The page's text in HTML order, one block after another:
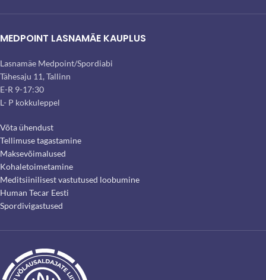
MEDPOINT LASNAMÄE KAUPLUS
Lasnamäe Medpoint/Spordiabi
Tähesaju 11, Tallinn
E-R 9-17:30
L- P kokkuleppel
Võta ühendust
Tellimuse tagastamine
Maksevõimalused
Kohaletoimetamine
Meditsiinilisest vastutused loobumine
Human Tecar Eesti
Spordivigastused